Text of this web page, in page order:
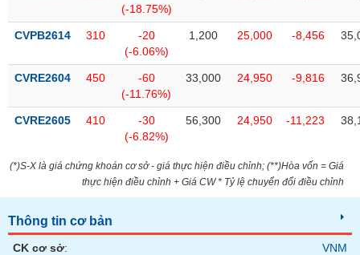
(-18.75%)
CVPB2614 310
-20
(-6.06%)
1,200 25,000 -8,456
CVRE2604 450
-60
(-11.76%)
33,000 24,950 -9,816
CVRE2605 410
-30
(-6.82%)
56,300 24,950 -11,223
(*)S-X là giá chứng khoán cơ sở - giá thực hiện điều chỉnh; (**)Hòa vốn = Giá
thực hiện điều chỉnh + Giá CW * Tỷ lệ chuyển đổi điều chỉnh
Thông tin cơ bản
CK cơ sở:
VNM
Dữ
tài
chính